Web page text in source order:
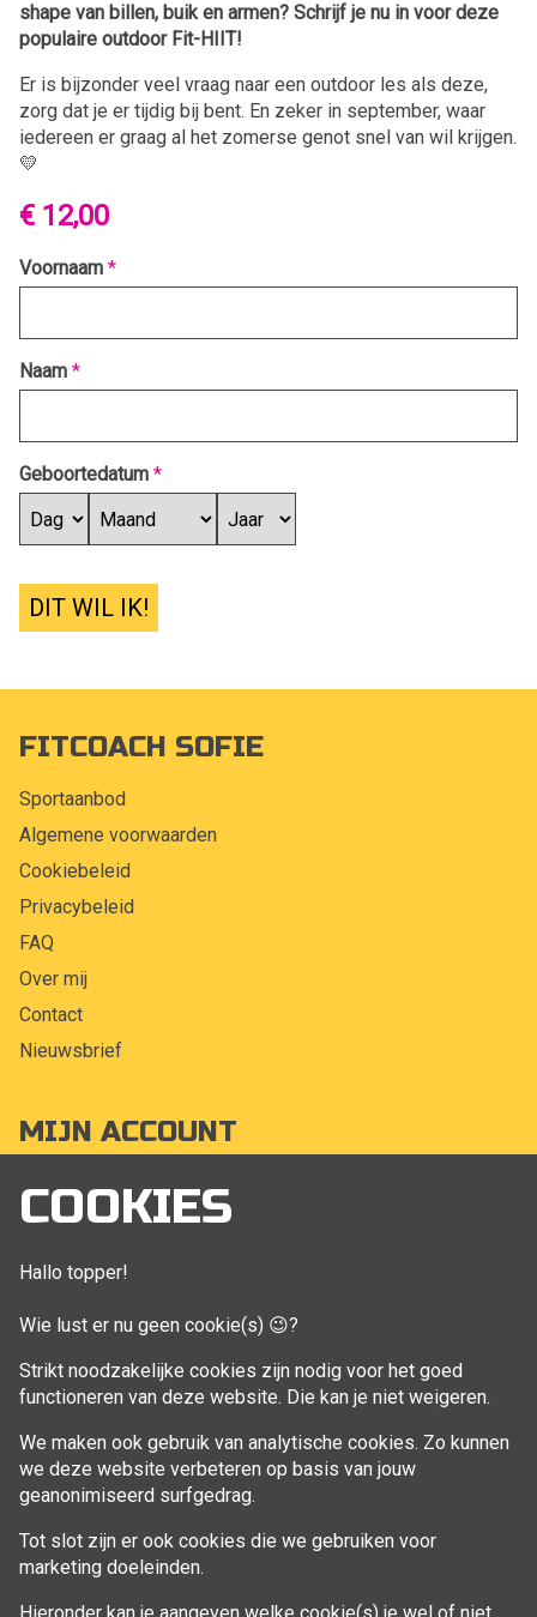
COOKIES
Hallo topper!
Wie lust er nu geen cookie(s) 😉?
Strikt noodzakelijke cookies zijn nodig voor het goed
functioneren van deze website. Die kan je niet weigeren.
We maken ook gebruik van analytische cookies. Zo kunnen
we deze website verbeteren op basis van jouw
geanonimiseerd surfgedrag.
Tot slot zijn er ook cookies die we gebruiken voor
marketing doeleinden.
shape van billen, buik en armen? Schrijf je nu in voor deze
populaire outdoor Fit-HIIT!
Er is bijzonder veel vraag naar een outdoor les als deze,
zorg dat je er tijdig bij bent. En zeker in september, waar
iedereen er graag al het zomerse genot snel van wil krijgen.
💛
€ 12,00
Voornaam *
Naam *
Geboortedatum *
DIT WIL IK!
FITCOACH SOFIE
Sportaanbod
Algemene voorwaarden
Cookiebeleid
Privacybeleid
FAQ
Over mij
Contact
Nieuwsbrief
MIJN ACCOUNT
Mijn account
Bestellingen
Aankoop beheren
VOLG MIJ
Facebook